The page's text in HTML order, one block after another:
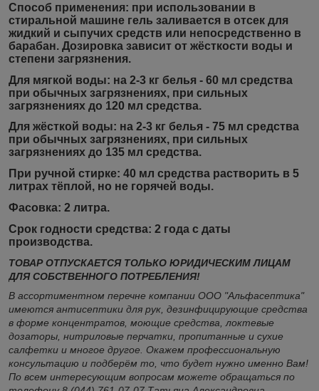
Способ применения: при использовании в
стиральной машине гель заливается в отсек для
жидкий и сыпучих средств или непосредственно в
барабан. Дозировка зависит от жёсткости воды и
степени загрязнения.
Для мягкой воды: на 2-3 кг белья - 60 мл средства
при обычных загрязнениях, при сильных
загрязнениях до 120 мл средства.
Для жёсткой воды: на 2-3 кг белья - 75 мл средства
при обычных загрязнениях, при сильных
загрязнениях до 135 мл средства.
При ручной стирке: 40 мл средства растворить в 5
литрах тёплой, но не горячей воды.
Фасовка: 2 литра.
Срок годности средства: 2 года с даты
производства.
ТОВАР ОТПУСКАЕТСЯ ТОЛЬКО ЮРИДИЧЕСКИМ ЛИЦАМ
ДЛЯ СОБСТВЕННОГО ПОТРЕБЛЕНИЯ!
В ассортиментном перечне компании ООО "Альфасептика"
имеются антисептики для рук, дезинфицирующие средства
в форме концентратов, моющие средства, локтевые
дозаторы, нитриловые перчатки, пропитанные и сухие
салфетки и многое другое. Окажем профессиональную
консультацию и подберём то, что будет нужно именно Вам!
По всем интересующим вопросам можете обращаться по